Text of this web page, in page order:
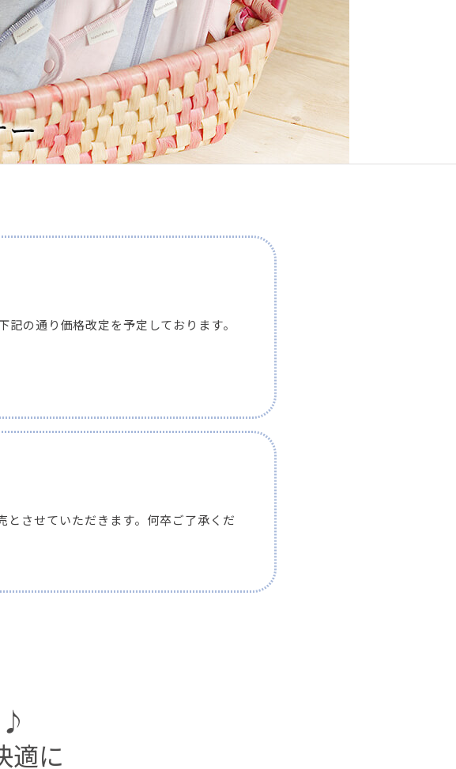
の通り価格改定を予定しております。
とさせていただきます。何卒ご了承くだ
適に